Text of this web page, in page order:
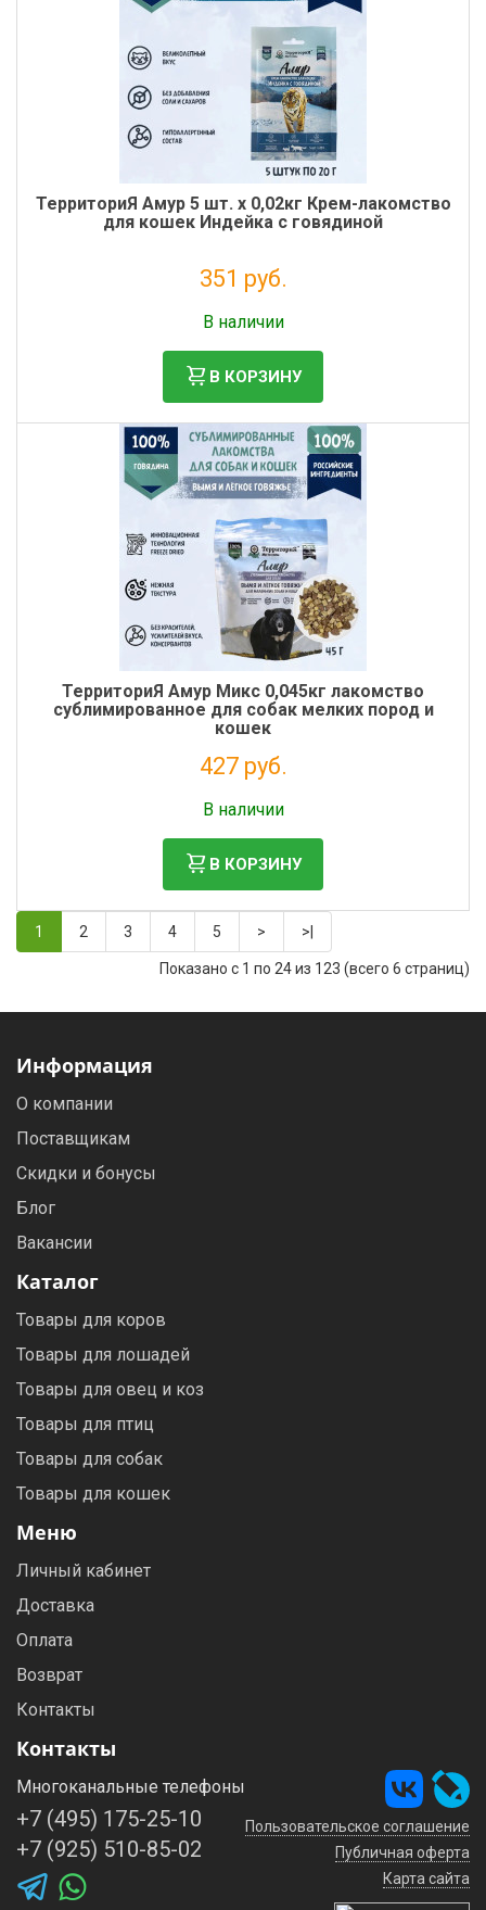
ТерриториЯ Амур 5 шт. х 0,02кг Крем-лакомство
для кошек Индейка с говядиной
351 руб.
В наличии
В КОРЗИНУ
ТерриториЯ Амур Микс 0,045кг лакомство
сублимированное для собак мелких пород и
кошек
427 руб.
В наличии
В КОРЗИНУ
1 2 3 4 5 > >|
Показано с 1 по 24 из 123 (всего 6 страниц)
Информация
О компании
Поставщикам
Скидки и бонусы
Блог
Вакансии
Каталог
Товары для коров
Товары для лошадей
Товары для овец и коз
Товары для птиц
Товары для собак
Товары для кошек
Меню
Личный кабинет
Доставка
Оплата
Возврат
Контакты
Контакты
Многоканальные телефоны
+7 (495) 175-25-10
+7 (925) 510-85-02
Пользовательское соглашение
Публичная оферта
Карта сайта